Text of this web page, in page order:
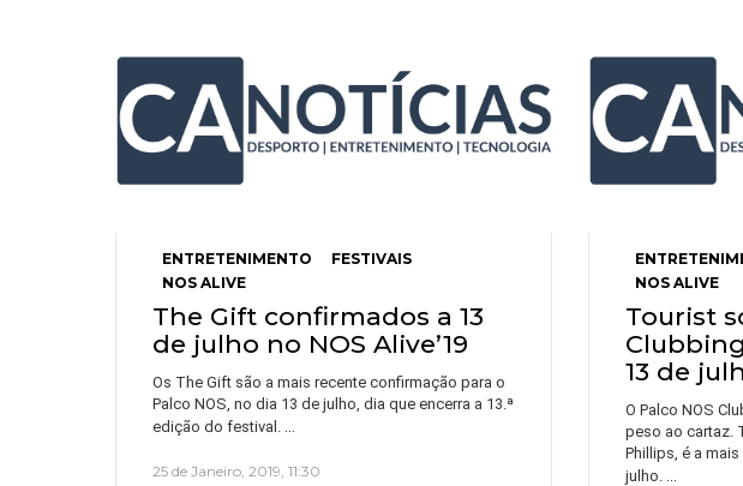
ENTRETENIMENTO
FESTIVAIS
NOS ALIVE
The Gift confirmados a 13
de julho no NOS Alive’19
Os The Gift são a mais recente confirmação para o
Palco NOS, no dia 13 de julho, dia que encerra a 13.ª
edição do festival.
25 de Janeiro, 2019, 11:30
NOS ALIVE
Tourist
Clubbing
13 de
O Palco NOS
peso ao cartaz.
Phillips, é a
julho.